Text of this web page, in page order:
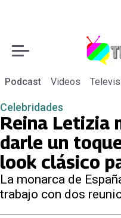
Podcast Videos
Celebridades
Reina Letizia
darle un
look clásico
La monarca de
trabajo con dos